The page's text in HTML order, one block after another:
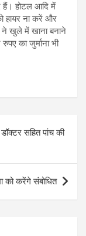
हैं। होटल आदि में
हायर ना करें और
ने खुले में खाना बनाने
का जुर्माना भी
सहित पांच की
को करेंगे संबोधित